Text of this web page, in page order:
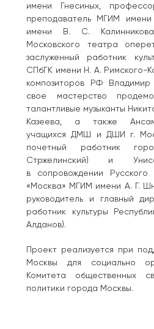
имени Гнесиных,
преподаватель МГИМ
имени В. С.
Московского театра
заслуженный работник
СПбГК имени Н. А. Римского-
композиторов РФ
свое мастерство
талантливые музыканты
Казеева, а также
учащихся ДМШ и ДШИ г.
почетный работник
Стржелинский) и
в сопровождении
«Москва» МГИМ имени А. Г.
руководитель и главный
работник культуры
Алданов).
Проект реализуется при
Москвы для социально
Комитета общественных
политики города Москвы.